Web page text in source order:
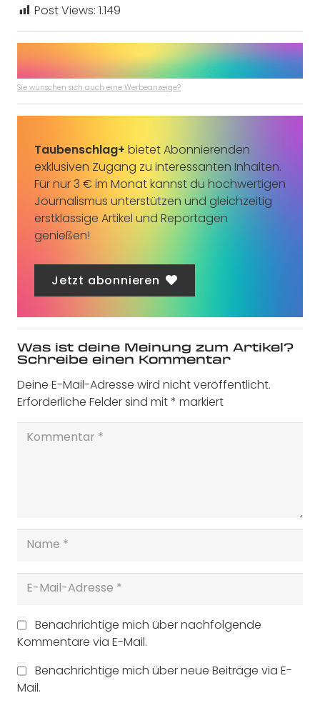
Post Views: 1.149
Sie wünschen sich auch eine Werbeanzeige?
Taubenschlag+ bietet Abonnierenden
exklusiven Zugang zu interessanten Inhalten.
Für nur 3 € im Monat kannst du hochwertigen
Journalismus unterstützen und gleichzeitig
erstklassige Artikel und Reportagen
genießen!
Jetzt abonnieren
Was ist deine Meinung zum Artikel?
Schreibe einen Kommentar
Deine E-Mail-Adresse wird nicht veröffentlicht.
Erforderliche Felder sind mit* markiert
Benachrichtige mich über nachfolgende
Kommentare via E-Mail.
Benachrichtige mich über neue Beiträge via E-
Mail.